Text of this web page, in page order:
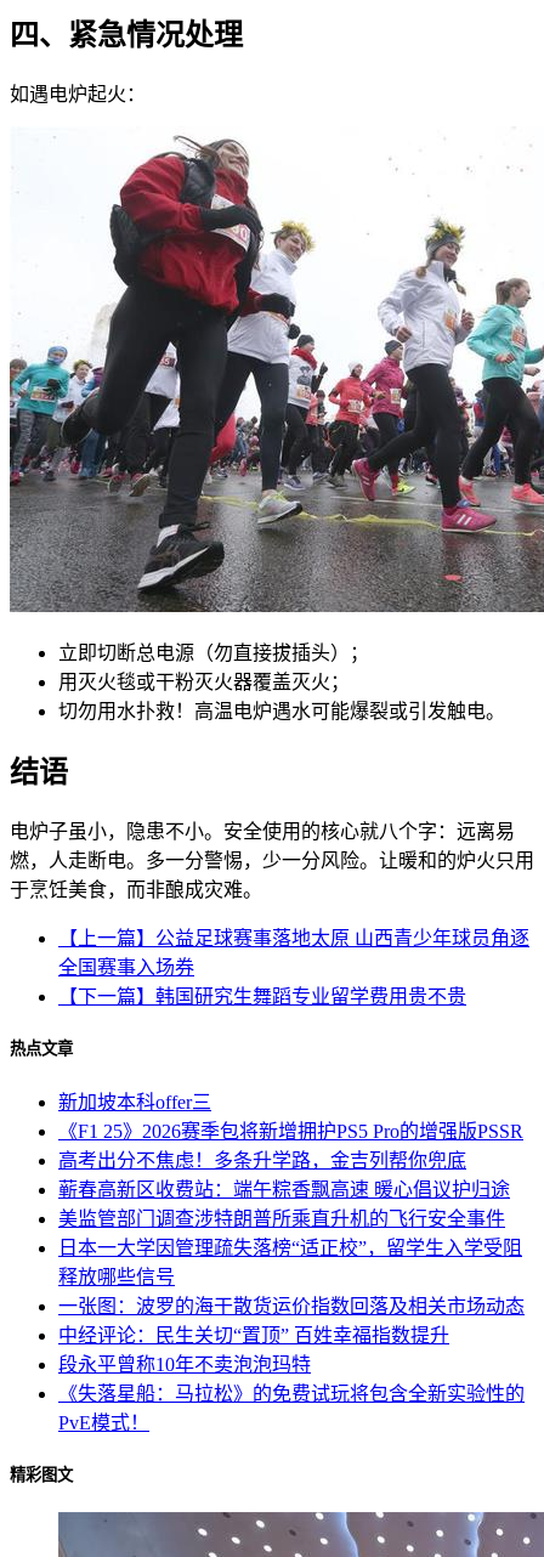
四、紧急情况处理
如遇电炉起火：
立即切断总电源（勿直接拔插头）；
用灭火毯或干粉灭火器覆盖灭火；
切勿用水扑救！高温电炉遇水可能爆裂或引发触电。
结语
电炉子虽小，隐患不小。安全使用的核心就八个字： 远离易
燃，人走断电。多一分警惕，少一分风险。让暖和的炉火只用
于烹饪美食，而非酿成灾难。
【上一篇】公益足球赛事落地太原 山西青少年球员角逐
全国赛事入场券
【下一篇】韩国研究生舞蹈专业留学费用贵不贵
热点文章
新加坡本科offer三
《F1 25》2026赛季包将新增拥护PS5 Pro的增强版PSSR
高考出分不焦虑！多条升学路，金吉列帮你兜底
蕲春高新区收费站：端午粽香飘高速 暖心倡议护归途
美监管部门调查涉特朗普所乘直升机的飞行安全事件
日本一大学因管理疏失落榜“适正校”，留学生入学受阻
释放哪些信号
一张图：波罗的海干散货运价指数回落及相关市场动态
中经评论：民生关切“置顶” 百姓幸福指数提升
段永平曾称10年不卖泡泡玛特
《失落星船：马拉松》的免费试玩将包含全新实验性的
PvE模式！
精彩图文